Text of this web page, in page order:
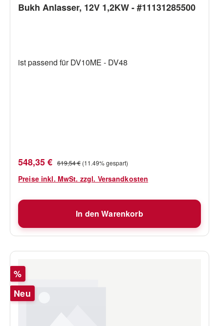
Bukh Anlasser, 12V 1,2KW - #11131285500
ist passend für DV10ME - DV48
Verkaufspreis:
548,35 € Regulärer Preis:
619,54 € (11.49% gespart)
Preise inkl. MwSt. zzgl. Versandkosten
In den Warenkorb
Rabatt
%
Neu